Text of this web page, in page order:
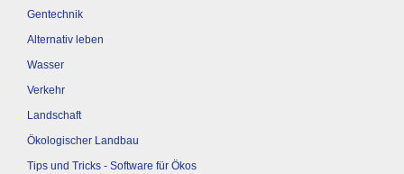
Gentechnik
Alternativ leben
Wasser
Verkehr
Landschaft
Ökologischer Landbau
Tips und Tricks - Software für Ökos